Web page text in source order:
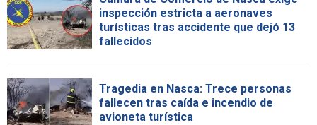
inspección estricta a aeronaves
turísticas tras accidente que dejó 13
fallecidos
Tragedia en Nasca: Trece personas
fallecen tras caída e incendio de
avioneta turística